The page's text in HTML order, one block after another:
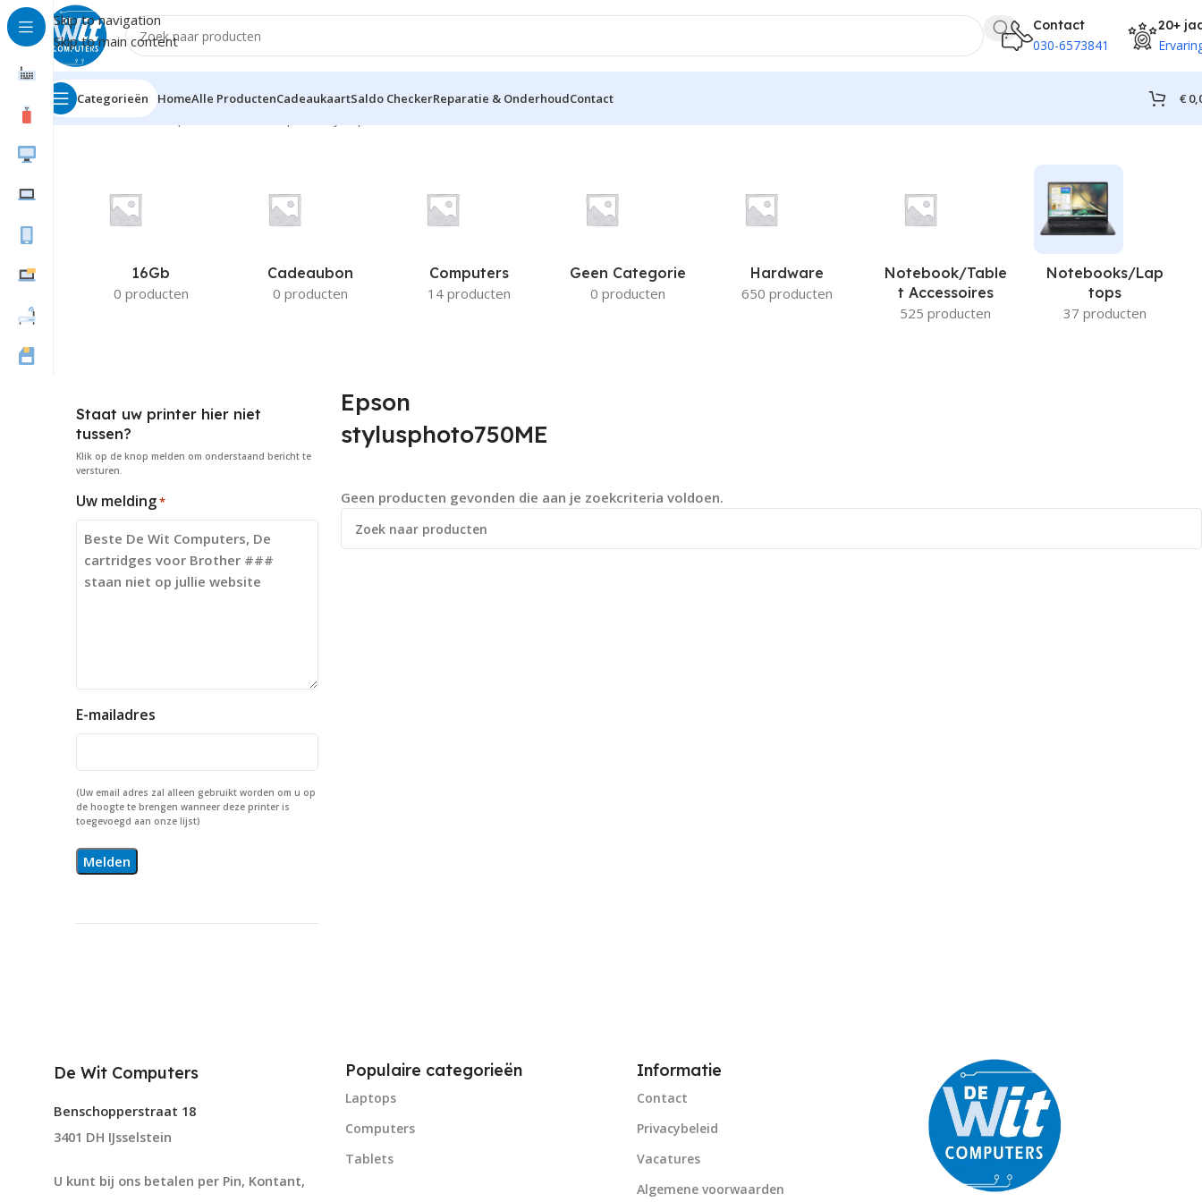
Skip to navigation
Skip to main content
Contact
030-6573841
20+
Categorieën HomeAlle ProductenCadeaukaartSaldo CheckerReparatie & OnderhoudContact €
Home Product Compatible Printers
16Gb
0 producten
Cadeaubon
0 producten
Computers
14 producten
Geen Categorie
0 producten
Hardware
650 producten
Notebook/Table
T Accessoires
525 producten
Notebooks/Lap
Tops
37 producten
Staat uw printer hier niet
tussen?
Klik op de knop melden om onderstaand bericht te
versturen.
Uw melding*
E-mailadres
(Uw email adres zal alleen gebruikt worden om u op
de hoogte te brengen wanneer deze printer is
toegevoegd aan onze lijst)
Epson
stylusphoto750ME
Geen producten gevonden die aan je zoekcriteria voldoen.
De Wit Computers
Benschopperstraat 18
3401 DH IJsselstein
U kunt bij ons betalen per Pin, Kontant,
Populaire categorieën
Laptops
Computers
Tablets
Informatie
Contact
Privacybeleid
Vacatures
Algemene voorwaarden